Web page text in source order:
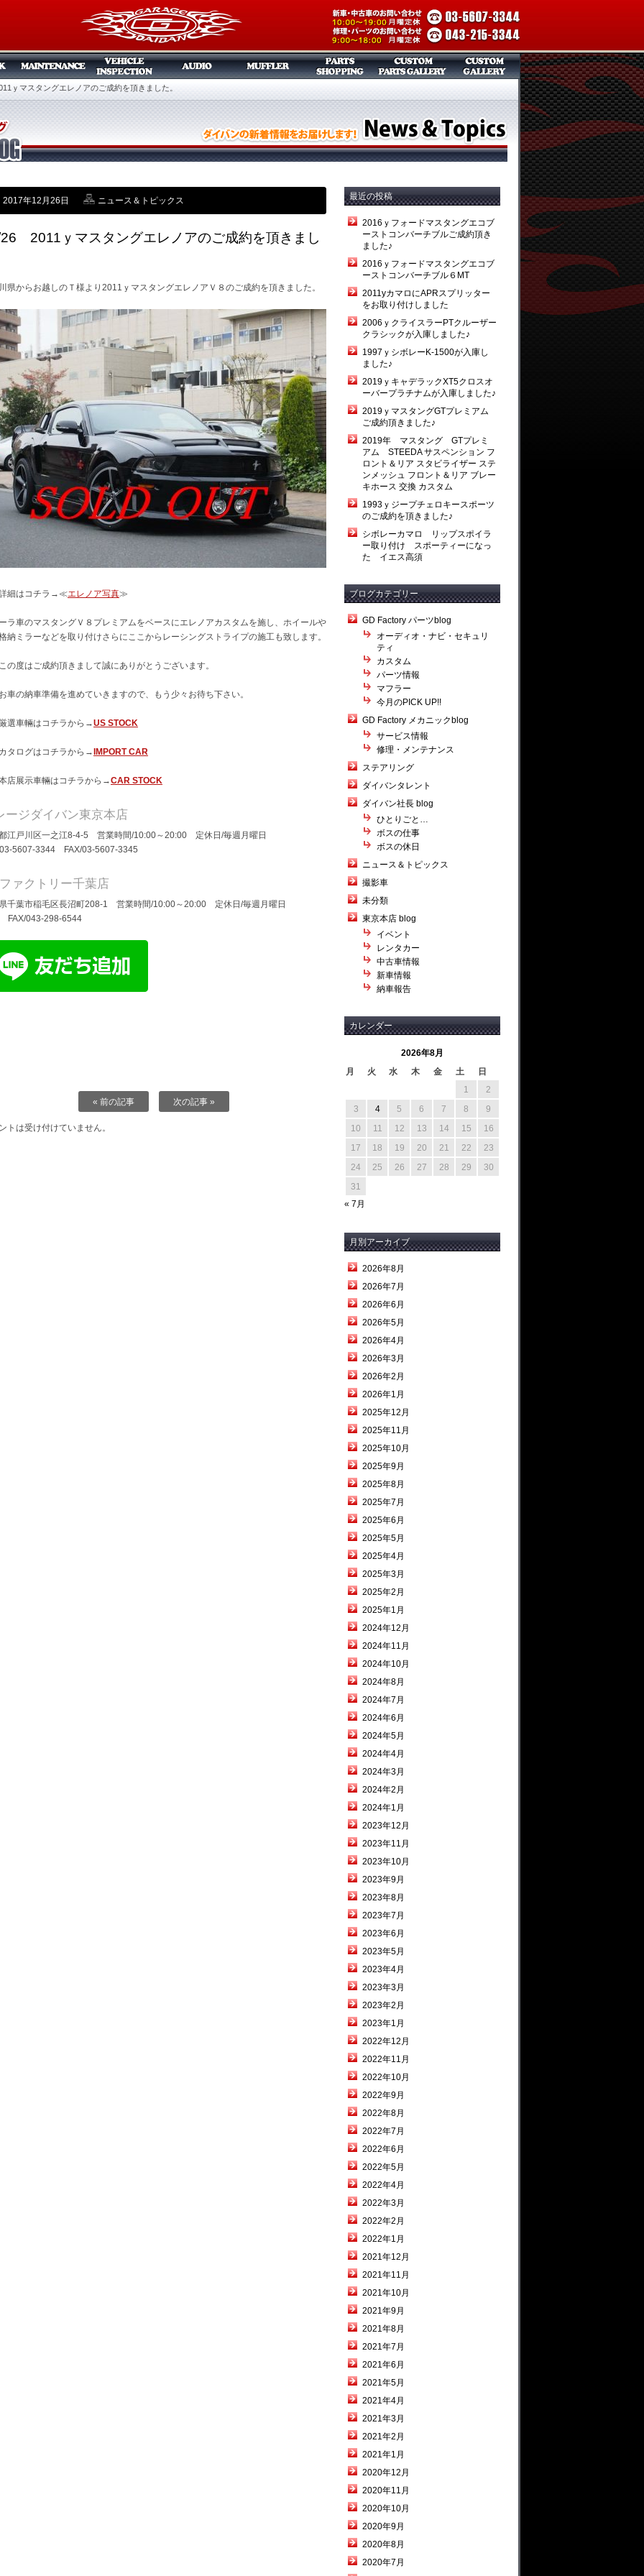
ｙマスタングエレノアのご成約を頂きました。
2017年12月26日 ニュース＆トピックス
2011ｙマスタングエレノアのご成約を頂きまし
県からお越しのＴ様より2011ｙマスタングエレノアＶ８のご成約を頂きました。
細はコチラ→≪エレノア写真≫
ラ車のマスタングＶ８プレミアムをベースにエレノアカスタムを施し、ホイールや
納ミラーなどを取り付けさらにここからレーシングストライプの施工も致します。
の度はご成約頂きまして誠にありがとうございます。
車の納車準備を進めていきますので、もう少々お待ち下さい。
選車輛はコチラから→US STOCK
タログはコチラから→ IMPORT CAR
店展示車輛はコチラから→CAR STOCK
ージダイバン東京本店
江戸川区一之江8-4-5 営業時間/10:00～20:00 定休日/毎週月曜日
5607-3344 FAX/03-5607-3345
ァクトリー千葉店
千葉市稲毛区長沼町208-1 営業時間/10:00～20:00 定休日/毎週月曜日
FAX/043-298-6544
« 前の記事 次の記事 »
トは受け付けていません。
最近の投稿
2016ｙフォードマスタングエコブ
ーストコンバーチブルご成約頂き
ました♪
2016ｙフォードマスタングエコブ
ーストコンバーチブル６MT
2011yカマロにAPRスプリッター
をお取り付けしました
2006ｙクライスラーPTクルーザー
クラシックが入庫しました♪
1997ｙシボレーK-1500が入庫し
ました♪
2019ｙキャデラックXT5クロスオ
ーバープラチナムが入庫しました♪
2019ｙマスタングGTプレミアム
ご成約頂きました♪
2019年 マスタング GTプレミ
アム STEEDA サスペンション フ
ロント＆リア スタビライザー ステ
ンメッシュ フロント＆リア ブレー
キホース 交換 カスタム
1993ｙジープチェロキースポーツ
のご成約を頂きました♪
シボレーカマロ リップスポイラ
ー取り付け スポーティーになっ
た イエス高須
ブログカテゴリー
GD Factory パーツblog
オーディオ・ナビ・セキュリ
ティ
カスタム
パーツ情報
マフラー
今月のPICK UP!!
GD Factory メカニックblog
サービス情報
修理・メンテナンス
ステアリング
ダイバンタレント
ダイバン社長 blog
ひとりごと…
ボスの仕事
ボスの休日
ニュース＆トピックス
撮影車
未分類
東京本店 blog
イベント
レンタカー
中古車情報
新車情報
納車報告
カレンダー
2026年8月
月
火 水 木 金 土
日
1
2
3
4 5 6 7 8
9
10
11 12 13 14 15
16
17
18 19 20 21 22
23
24
25 26 27 28 29
30
31
« 7月
月別アーカイブ
2026年8月
2026年7月
2026年6月
2026年5月
2026年4月
2026年3月
2026年2月
2026年1月
2025年12月
2025年11月
2025年10月
2025年9月
2025年8月
2025年7月
2025年6月
2025年5月
2025年4月
2025年3月
2025年2月
2025年1月
2024年12月
2024年11月
2024年10月
2024年8月
2024年7月
2024年6月
2024年5月
2024年4月
2024年3月
2024年2月
2024年1月
2023年12月
2023年11月
2023年10月
2023年9月
2023年8月
2023年7月
2023年6月
2023年5月
2023年4月
2023年3月
2023年2月
2023年1月
2022年12月
2022年11月
2022年10月
2022年9月
2022年8月
2022年7月
2022年6月
2022年5月
2022年4月
2022年3月
2022年2月
2022年1月
2021年12月
2021年11月
2021年10月
2021年9月
2021年8月
2021年7月
2021年6月
2021年5月
2021年4月
2021年3月
2021年2月
2021年1月
2020年12月
2020年11月
2020年10月
2020年9月
2020年8月
2020年7月